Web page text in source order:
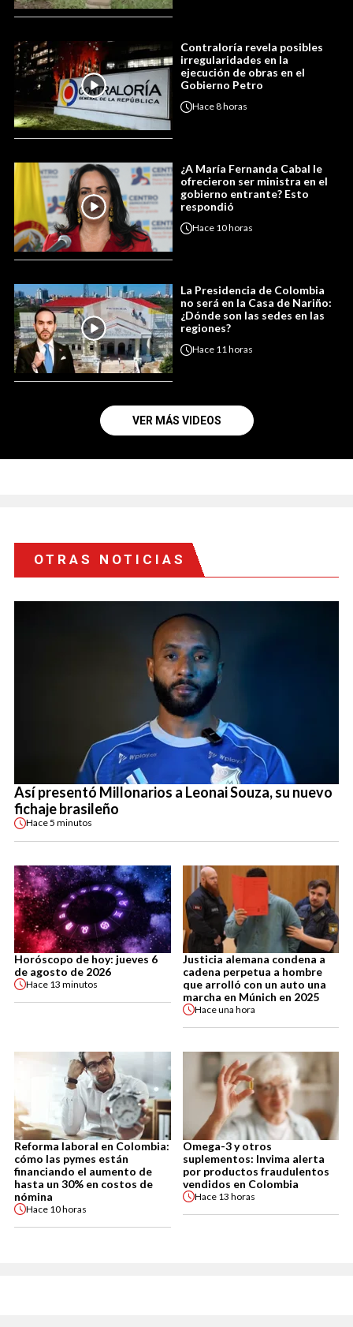
Contraloría revela posibles
irregularidades en la
ejecución de obras en el
Gobierno Petro
Hace8 horas
¿A María Fernanda Cabal le
ofrecieron ser ministra en el
gobierno entrante? Esto
respondió
Hace 10 horas
La Presidencia de Colombia
no será en la Casa de Nariño:
¿Dónde son las sedes en las
regiones?
Hace 11 horas
VER MÁS VIDEOS
OTRAS NOTICIAS
Así presentó Millonarios a Leonai Souza, su nuevo
fichaje brasileño
Hace5 minutos
Horóscopo de hoy: jueves 6
de agosto de 2026
Hace 13 minutos
Justicia alemana condena a
cadena perpetua a hombre
que arrolló con un auto una
marcha en Múnich en 2025
Haceuna hora
Reforma laboral en Colombia:
cómo las pymes están
financiando el aumento de
hasta un 30% en costos de
nómina
Hace 10 horas
Omega-3 y otros
suplementos: Invima alerta
por productos fraudulentos
vendidos en Colombia
Hace 13 horas